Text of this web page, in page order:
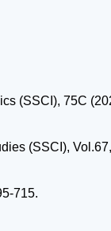
(SSCI), 75C
(SSCI),
715.